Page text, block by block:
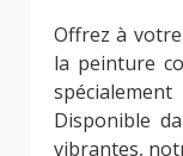
Offrez à
la peinture
Disponible
vibrantes,